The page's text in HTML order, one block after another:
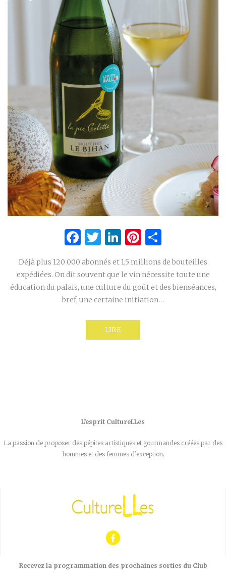
Facebook
Twitter
LinkedIn
Pinterest
Déjà plus 120 000 abonnés et 1,5 millions de bouteilles
expédiées. On dit souvent que le vin nécessite toute une
éducation du palais, une culture du goût et des bienséances,
bref, une certaine initiation…
LIRE
L’esprit CultureLLes
La passion de proposer des pépites artistiques et gourmandes créées par des
hommes et des femmes d’exception.
Recevez la programmation des prochaines sorties du Club